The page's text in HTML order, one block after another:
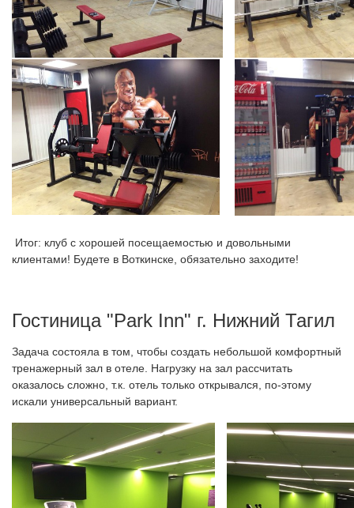
Итог: клуб с хорошей посещаемостью и довольными
клиентами! Будете в Воткинске, обязательно заходите!
Гостиница "Park Inn" г. Нижний Тагил
Задача состояла в том, чтобы создать небольшой комфортный
тренажерный зал в отеле. Нагрузку на зал рассчитать
оказалось сложно, т.к. отель только открывался, по-этому
искали универсальный вариант.